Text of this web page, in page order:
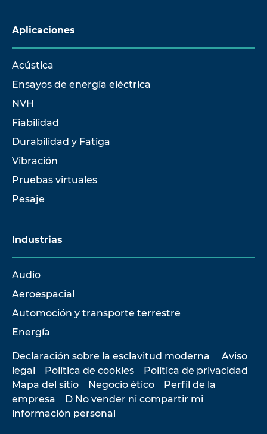
Aplicaciones
Acústica
Ensayos de energía eléctrica
NVH
Fiabilidad
Durabilidad y Fatiga
Vibración
Pruebas virtuales
Pesaje
Industrias
Audio
Aeroespacial
Automoción y transporte terrestre
Energía
Declaración sobre la esclavitud moderna
Aviso
legal
Política de cookies
Política de privacidad
Mapa del sitio
Negocio ético
Perfil de la
empresa
D No vender ni compartir mi
información personal